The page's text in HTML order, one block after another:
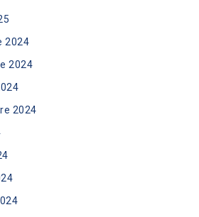
2024
2024
2024